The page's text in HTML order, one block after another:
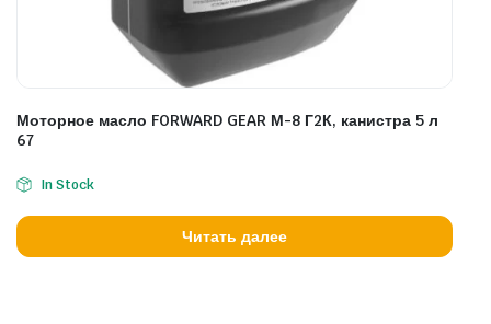
Моторное масло FORWARD GEAR М-8 Г2К, канистра 5 л
67
In Stock
Читать далее